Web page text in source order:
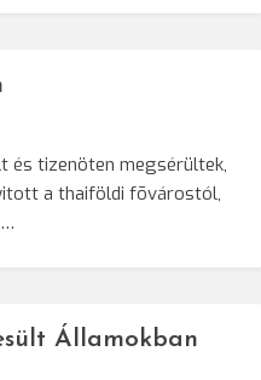
és tizenöten megsérültek,
a thaiföldi fõvárostól,
Államokban